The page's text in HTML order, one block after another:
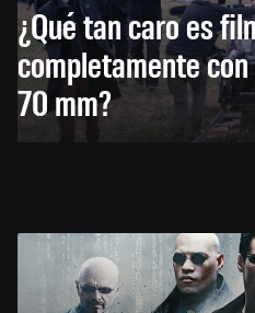
¿Qué tan caro es
completamente
70 mm?